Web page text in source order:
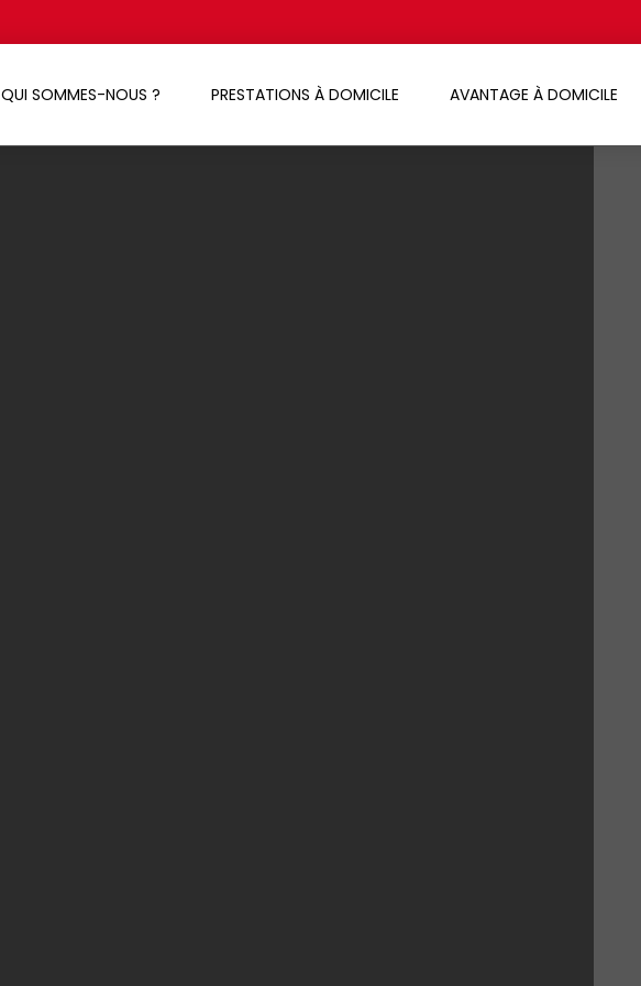
QUI SOMMES-NOUS ? PRESTATIONS À DOMICILE AVANTAGE À DOMICILE